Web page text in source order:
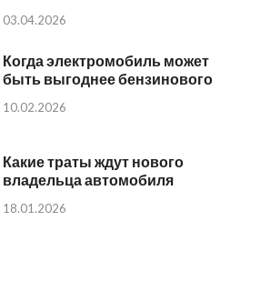
03.04.2026
Когда электромобиль может
быть выгоднее бензинового
10.02.2026
Какие траты ждут нового
владельца автомобиля
18.01.2026